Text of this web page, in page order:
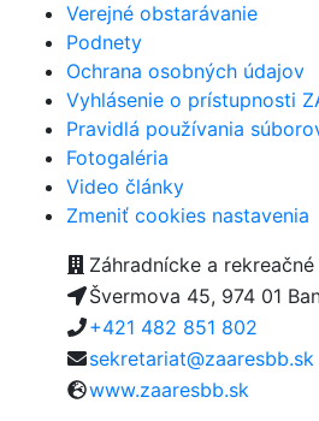
Verejné obstarávanie
Podnety
Ochrana osobných údajov
Vyhlásenie o prístupnosti
Pravidlá používania
Fotogaléria
Video články
Zmeniť cookies nastavenia
Záhradnícke a
Švermova 45, 974 01
+421 482 851 802
sekretariat@zaaresbb.sk
www.zaaresbb.sk